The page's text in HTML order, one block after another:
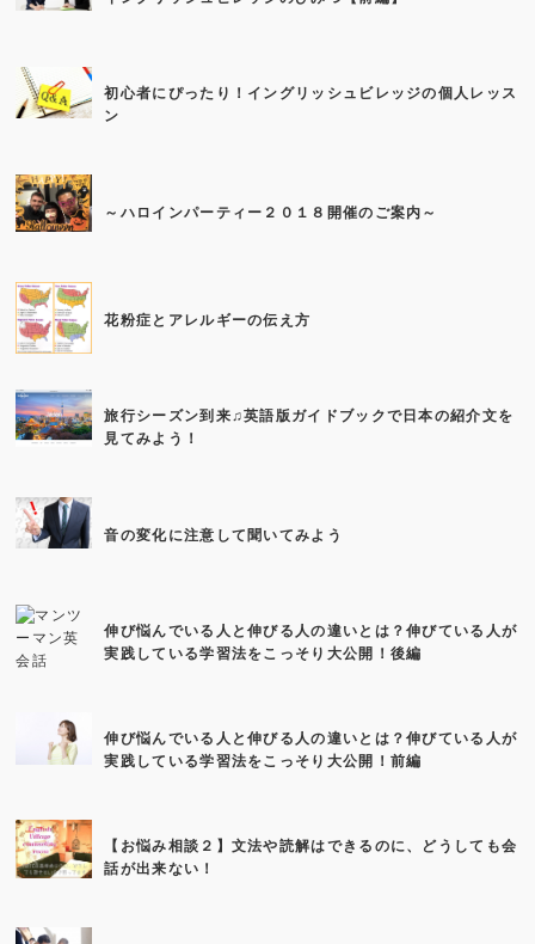
初心者にぴったり！イングリッシュビレッジの個人レッス
ン
～ハロインパーティー２０１８開催のご案内～
花粉症とアレルギーの伝え方
旅行シーズン到来♫英語版ガイドブックで日本の紹介文を
見てみよう！
音の変化に注意して聞いてみよう
伸び悩んでいる人と伸びる人の違いとは？伸びている人が
実践している学習法をこっそり大公開！後編
伸び悩んでいる人と伸びる人の違いとは？伸びている人が
実践している学習法をこっそり大公開！前編
【お悩み相談２】文法や読解はできるのに、どうしても会
話が出来ない！